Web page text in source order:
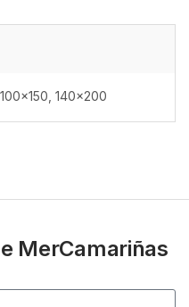
140×200
MerCamariñas